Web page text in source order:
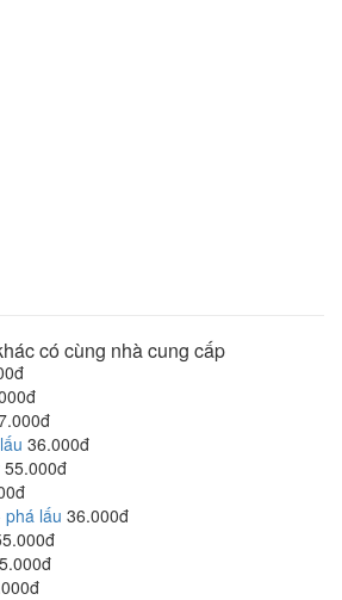
có cùng nhà cung cấp
36.000đ
55.000đ
lấu 36.000đ